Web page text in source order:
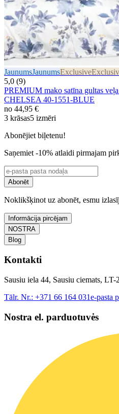
JaunumsJaunumsExclusive
5,0 (9)
PREMIUM mako satīna gultas
CHELSEA 40-1551-BLUE
no 44,95 €
3 krāsas5 izmēri
Abonējiet biļetenu!
Saņemiet -10% atlaidi pirmajam
Abonēt
Noklikšķinot uz abonēt, esmu
Informācija pircējam
NOSTRA
Blog
Kontakti
Sausiu iela 44, Sausiu ciemats,
Tālr. Nr.: +371 66 164 031e-pasta
Nostra el. parduotuvės